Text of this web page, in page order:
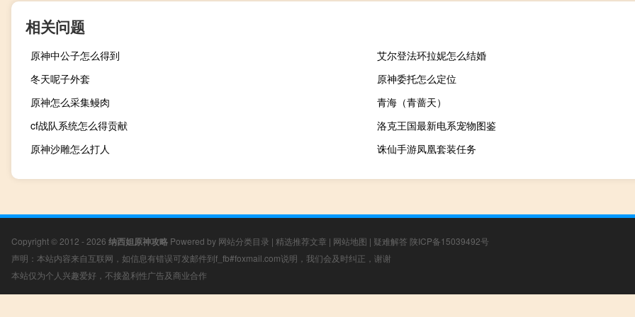
相关问题
原神中公子怎么得到
艾尔登法环拉妮怎么结婚
冬天呢子外套
原神委托怎么定位
原神怎么采集鳗肉
青海（青蔷天）
cf战队系统怎么得贡献
洛克王国最新电系宠物图鉴
原神沙雕怎么打人
诛仙手游凤凰套装任务
Copyright © 2012 - 2026 纳西妲原神攻略 Powered by 网站分类目录 | 精选推荐文章 | 网站地图 | 疑难解答 陕ICP备15039492号
声明：本站内容来自互联网，如信息有错误可发邮件到f_fb#foxmail.com说明，我们会及时纠正，谢谢
本站仅为个人兴趣爱好，不接盈利性广告及商业合作